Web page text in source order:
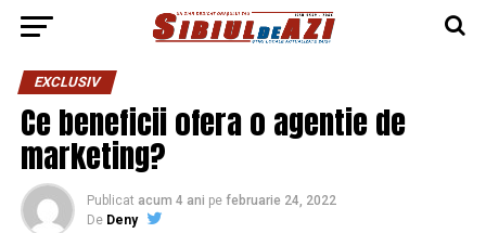
EXCLUSIV
Ce beneficii ofera o agentie de
marketing?
Publicat acum 4 ani pe februarie 24, 2022
De Deny